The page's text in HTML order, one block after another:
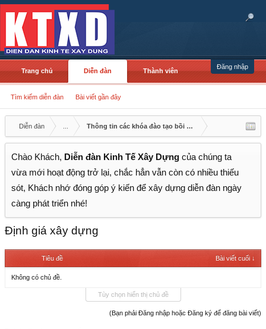
Đăng nhập
Trang chủ Diễn đàn
Tìm kiếm diễn đàn Bài viết gần đây
Thành viên
Diễn đàn Thông tin các khóa đào tạo bồi dưỡng nghiệp vụ
Chào Khách, Diễn đàn Kinh Tế Xây Dựng của chúng ta
vừa mới hoạt động trở lại, chắc hẳn vẫn còn có nhiều thiếu
sót, Khách nhớ đóng góp ý kiến để xây dựng diễn đàn ngày
càng phát triển nhé!
Định giá xây dựng
Tiêu đề Bài viết cuối ↓
Không có chủ đề.
Tùy chọn hiển thị chủ đề
(Bạn phải Đăng nhập hoặc Đăng ký để đăng bài viết)